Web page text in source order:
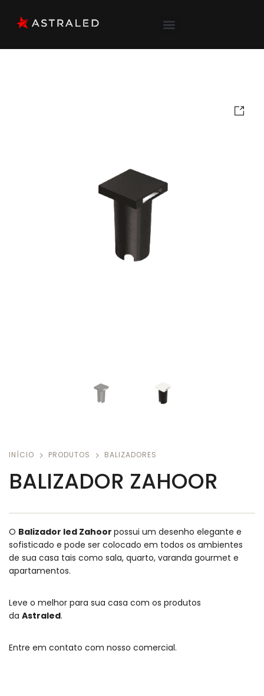
INÍCIO PRODUTOS BALIZADORES
BALIZADOR ZAHOOR
O Balizador led Zahoor possui um desenho elegante e
sofisticado e pode ser colocado em todos os ambientes
de sua casa tais como sala, quarto, varanda gourmet e
apartamentos.
Leve o melhor para sua casa com os produtos
da Astraled.
Entre em contato com nosso comercial.